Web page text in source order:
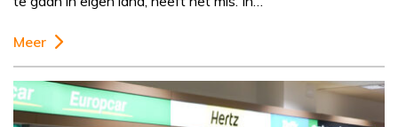
Meer